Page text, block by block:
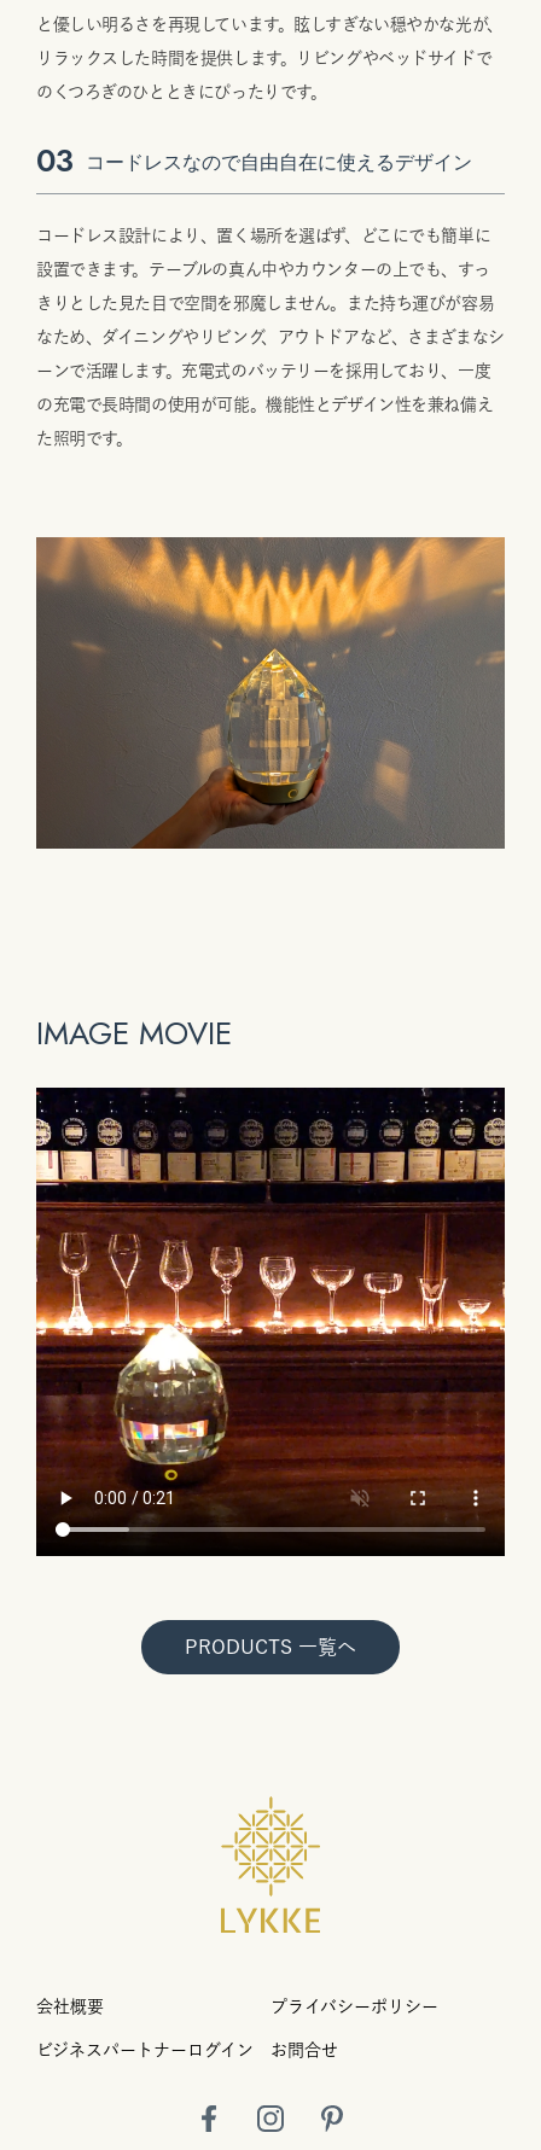
と優しい明るさを再現しています。眩しすぎない穏やかな光が、
リラックスした時間を提供します。リビングやベッドサイドで
のくつろぎのひとときにぴったりです。
03 コードレスなので自由自在に使えるデザイン
コードレス設計により、置く場所を選ばず、どこにでも簡単に
設置できます。テーブルの真ん中やカウンターの上でも、すっ
きりとした見た目で空間を邪魔しません。また持ち運びが容易
なため、ダイニングやリビング、アウトドアなど、さまざまなシ
ーンで活躍します。充電式のバッテリーを採用しており、一度
の充電で長時間の使用が可能。機能性とデザイン性を兼ね備え
た照明です。
IMAGE MOVIE
PRODUCTS 一覧へ
会社概要 プライバシーポリシー
ビジネスパートナーログイン お問合せ